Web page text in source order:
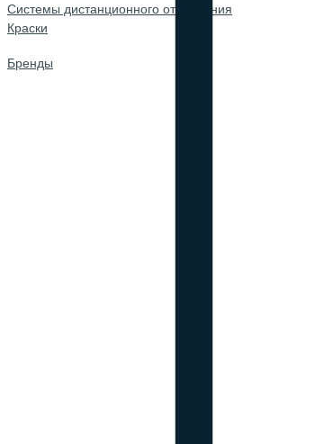
Системы дистанционного открывания
Краски
Бренды